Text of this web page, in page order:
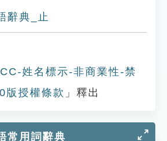
辭典_止
姓名標示-非商業性-禁
版授權條款 」釋出
常用詞辭典